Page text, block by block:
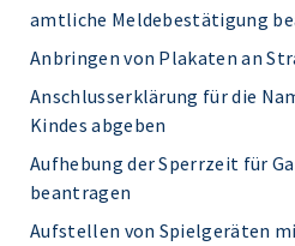
amtliche Meldebestätigung
Anbringen von Plakaten an
Anschlusserklärung für die
Kindes abgeben
Aufhebung der Sperrzeit für
beantragen
Aufstellen von Spielgeräten